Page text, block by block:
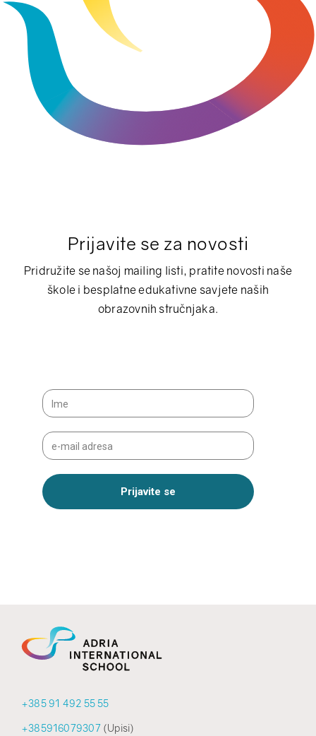
Prijavite se za novosti
Pridružite se našoj mailing listi, pratite novosti naše
škole i besplatne edukativne savjete naših
obrazovnih stručnjaka.
+385 91 492 55 55
+385916079307(Upisi)